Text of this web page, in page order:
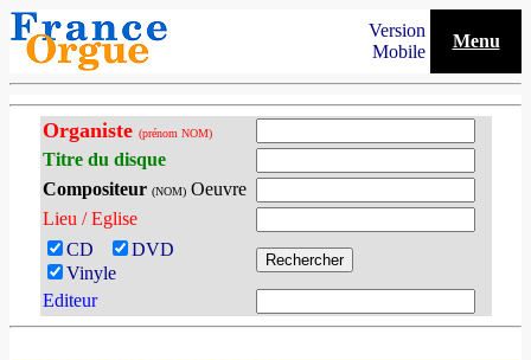
Version
Mobile
Menu
Organiste (prénom NOM)
Titre du disque
Compositeur (NOM)Oeuvre
Lieu / Eglise
CD
DVD
Vinyle
Editeur